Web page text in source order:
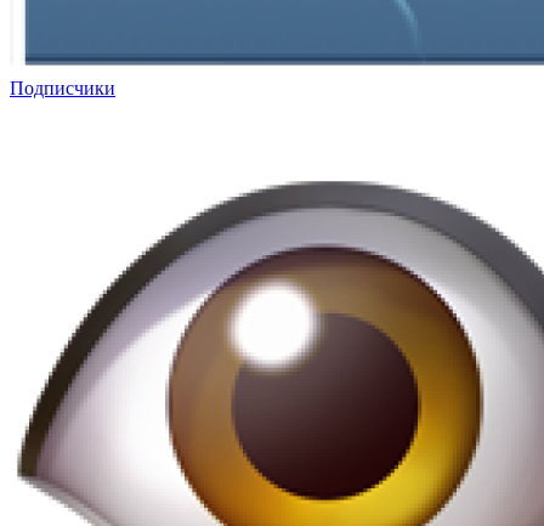
Подписчики